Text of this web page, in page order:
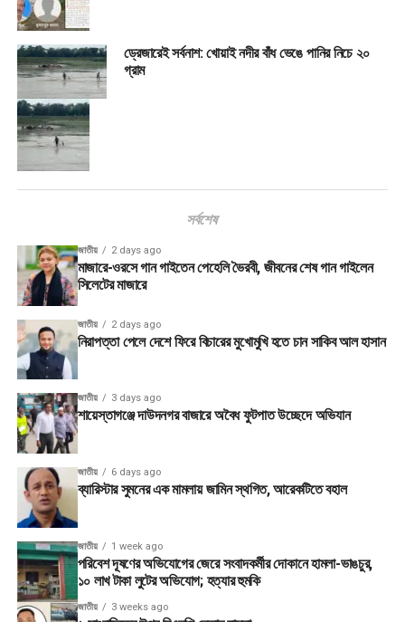
ড্রেজারেই সর্বনাশ: খোয়াই নদীর বাঁধ ভেঙে পানির নিচে ২০
গ্রাম
সর্বশেষ
জাতীয় 2 days ago
মাজারে-ওরসে গান গাইতেন পেহেলি ভৈরবী, জীবনের শেষ গান গাইলেন
সিলেটের মাজারে
জাতীয় 2 days ago
নিরাপত্তা পেলে দেশে ফিরে বিচারের মুখোমুখি হতে চান সাকিব আল হাসান
জাতীয় 3 days ago
শায়েস্তাগঞ্জে দাউদনগর বাজারে অবৈধ ফুটপাত উচ্ছেদে অভিযান
জাতীয় 6 days ago
ব্যারিস্টার সুমনের এক মামলায় জামিন স্থগিত, আরেকটিতে বহাল
জাতীয় 1 week ago
পরিবেশ দূষণের অভিযোগের জেরে সংবাদকর্মীর দোকানে হামলা-ভাঙচুর,
১০ লাখ টাকা লুটের অভিযোগ; হত্যার হুমকি
জাতীয় 3 weeks ago